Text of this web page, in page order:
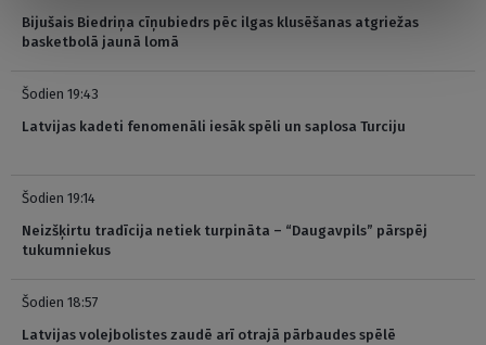
Bijušais Biedriņa cīņubiedrs pēc ilgas klusēšanas atgriežas
basketbolā jaunā lomā
Šodien 19:43
Latvijas kadeti fenomenāli iesāk spēli un saplosa Turciju
Šodien 19:14
Neizšķirtu tradīcija netiek turpināta – “Daugavpils” pārspēj
tukumniekus
Šodien 18:57
Latvijas volejbolistes zaudē arī otrajā pārbaudes spēlē